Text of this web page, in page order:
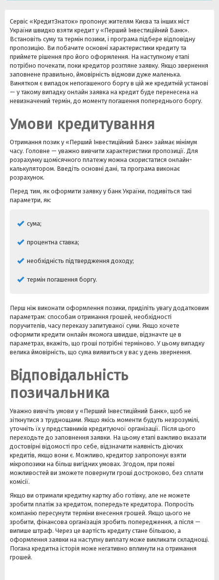
Сервіс «КредитЗнаток» пропонує жителям Києва та інших міст
України швидко взяти кредит у «Перший Інвестиційний Банк».
Встановіть суму та термін позики, і програма підбере відповідну
пропозицію. Ви побачите основні характеристики кредиту та
приймете рішення про його оформлення. На наступному етапі
потрібно почекати, поки кредитор розгляне заявку. Якщо звернення
заповнене правильно, ймовірність відмови дуже маленька.
Винятком є ​​випадок непогашеного боргу в цій же кредитній установі
— у такому випадку онлайн заявка на кредит буде перенесена на
невизначений термін, до моменту погашення попереднього боргу.
Умови кредитування
Отримання позик у «Перший Інвестиційний Банк» займає мінімум
часу. Головне — уважно вивчити характеристики пропозиції. Для
розрахунку щомісячного платежу можна скористатися онлайн-
калькулятором. Введіть основні дані, та програма виконає
розрахунок.
Перед тим, як оформити заявку у банк України, подивіться такі
параметри, як:
сума;
процентна ставка;
необхідність підтвердження доходу;
термін погашення боргу.
Перш ніж виконати оформлення позики, приділіть увагу додатковим
параметрам: способам отримання грошей, необхідності
поручителів, часу переказу запитуваної суми. Якщо хочете
оформити кредити онлайн якомога швидше, відзначте це в
параметрах, вкажіть, що гроші потрібні терміново. У цьому випадку
велика ймовірність, що сума виявиться у вас у день звернення.
Відповідальність
позичальника
Уважно вивчіть умови у «Перший Інвестиційний Банк», щоб не
зіткнутися з труднощами. Якщо якісь моменти будуть незрозумілі,
уточніть їх у представників кредитуючої організації. Після цього
переходьте до заповнення заявки. На цьому етапі важливо вказати
достовірні відомості про себе, відзначити наявність діючих
кредитів, якщо вони є. Можливо, кредитор запропонує взяти
мікропозики на більш вигідних умовах. Згодом, при появі
можливостей ви зможете повернути гроші достроково, без сплати
комісії.
Якщо ви отримали кредитну картку або готівку, але не можете
зробити платіж за кредитом, попередьте кредитора. Попросіть
компанію пересунути терміни внесення грошей. Якщо цього не
зробити, фінансова організація зробить попередження, а після —
випише штраф. Через це вартість кредиту стане більшою, а
оформлення заявки на наступну виплату може викликати складнощі.
Погана кредитна історія може негативно вплинути на отримання
грошей.